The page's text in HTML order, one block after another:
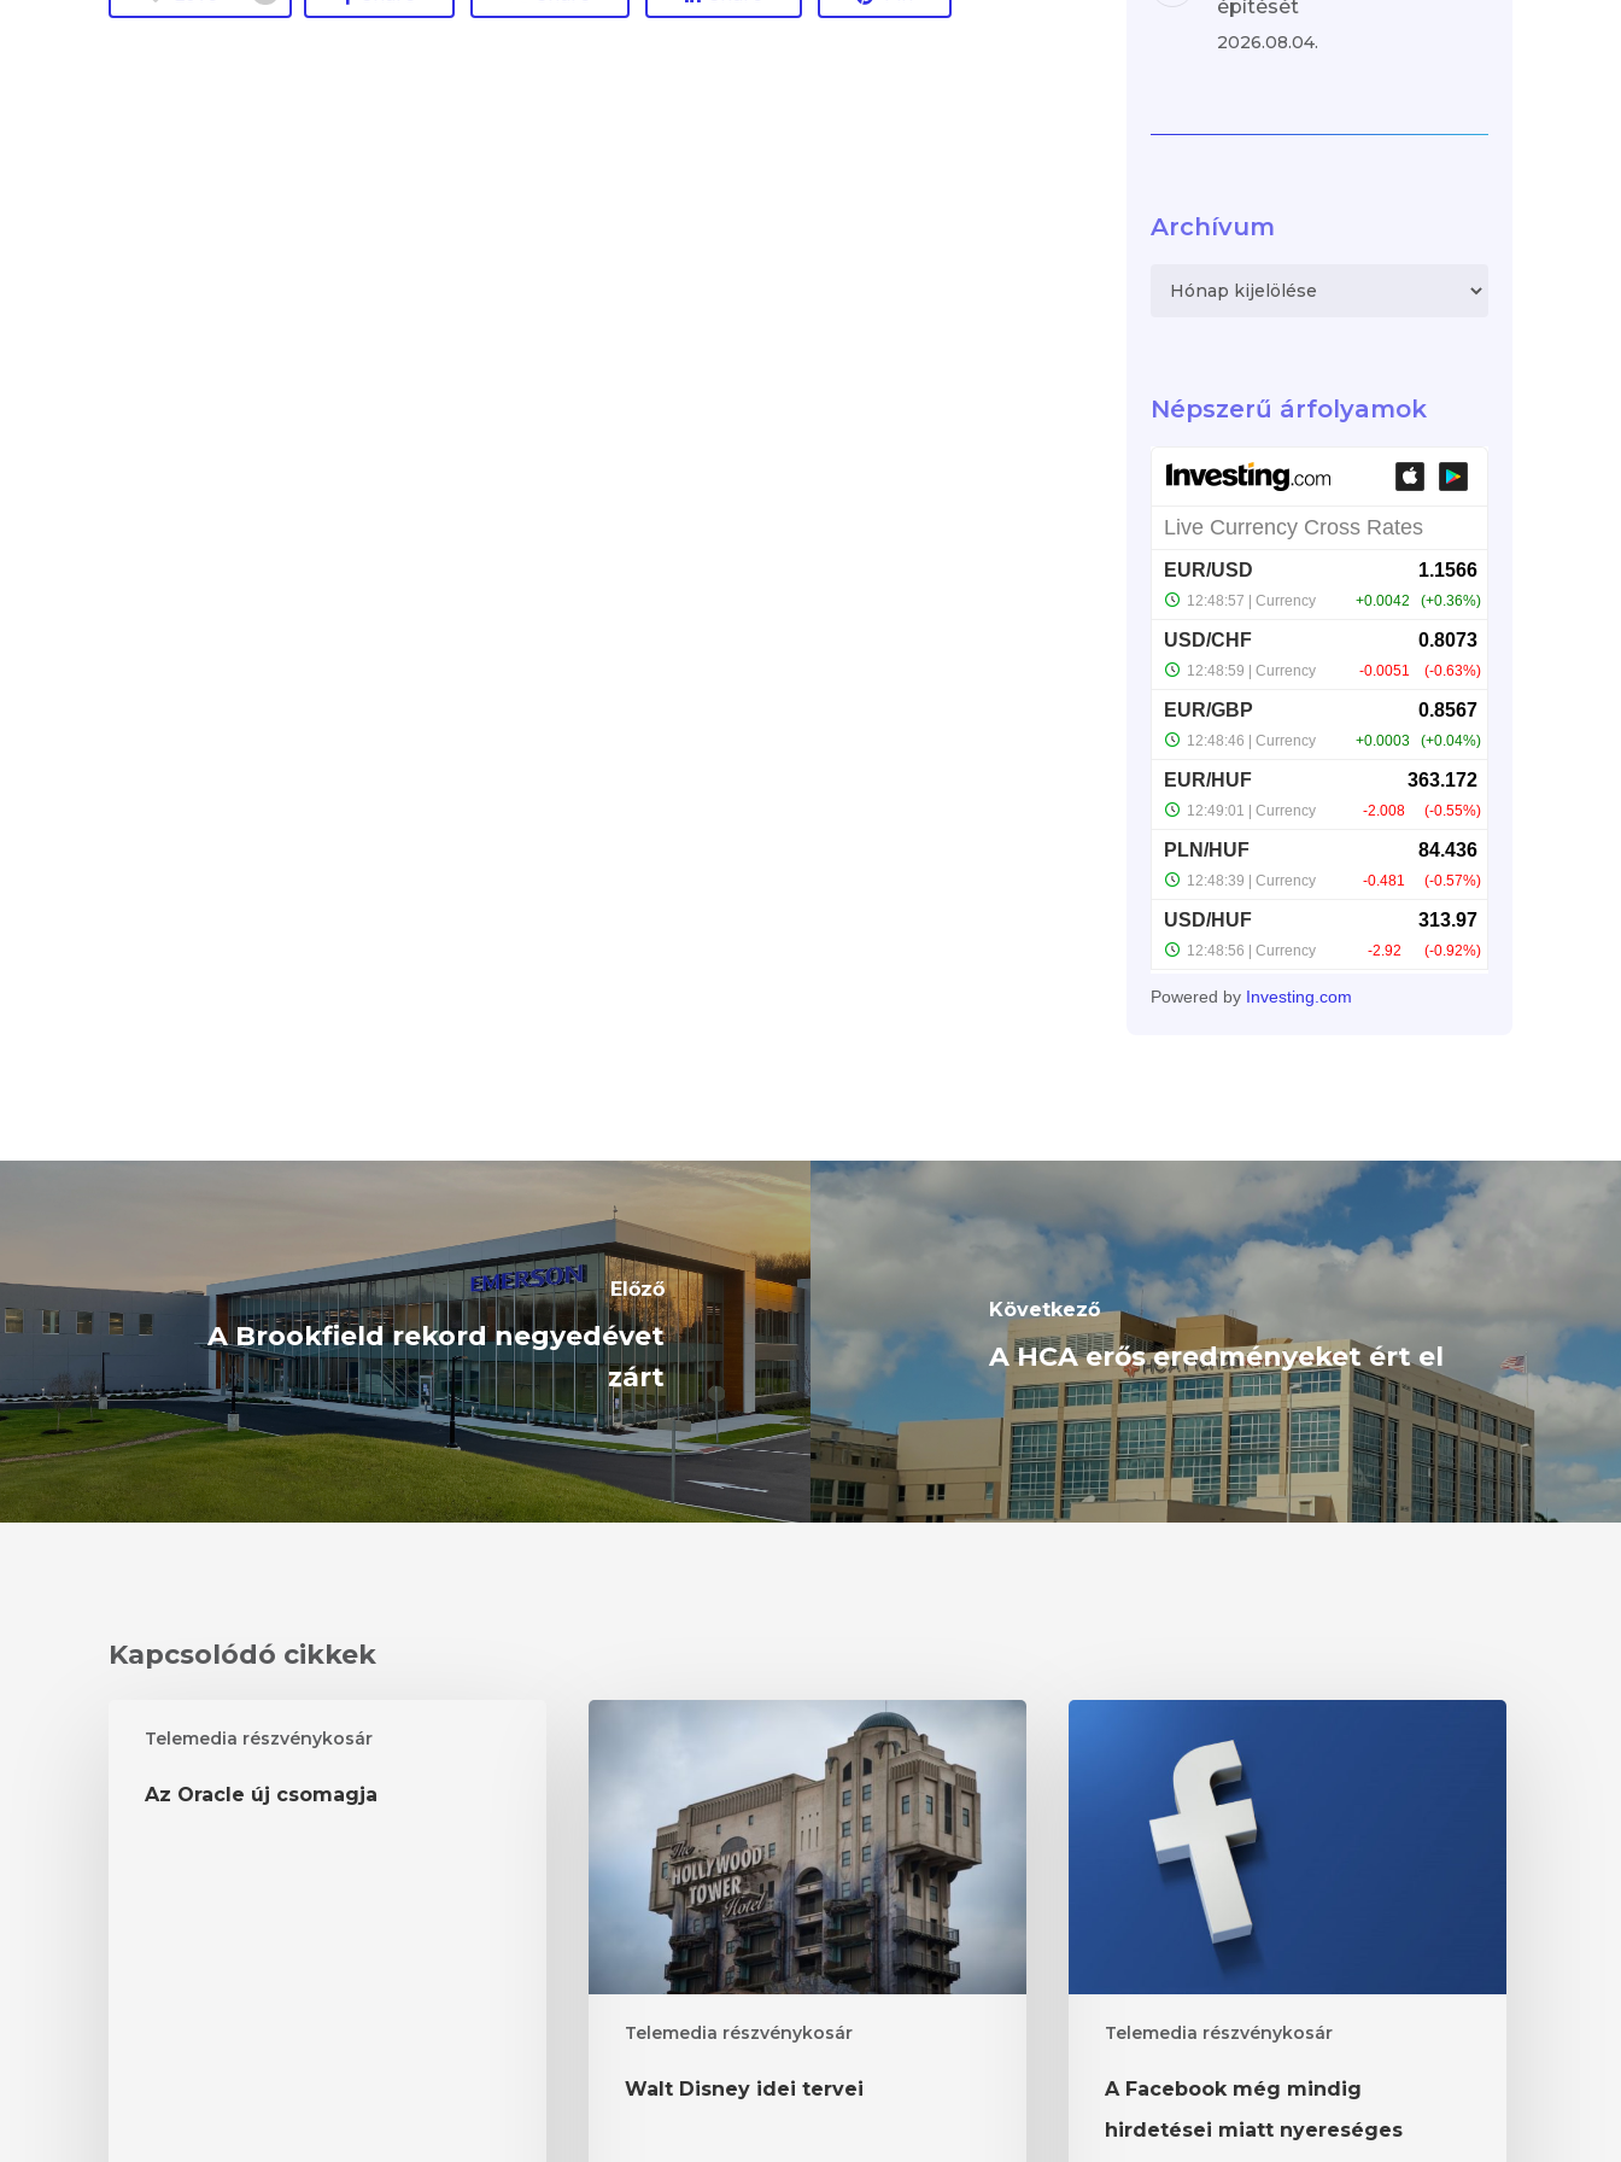
építését
2026.08.04.
Archívum
Népszerű árfolyamok
Powered by Investing.com
Előző
A Brookfield rekord negyedévet
zárt
Következő
A HCA erős eredményeket ért el
Kapcsolódó cikkek
Telemedia részvénykosár
Oracle
csomagja
Az Oracle új csomagja
Telemedia részvénykosár
Walt Disney idei tervei
Telemedia részvénykosár
hirdetései
nyereséges
A Facebook még mindig
hirdetései miatt nyereséges